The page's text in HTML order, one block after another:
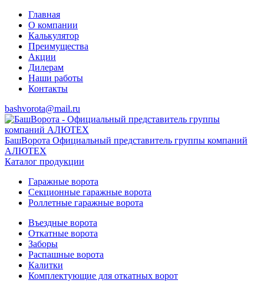
Главная
О компании
Калькулятор
Преимущества
Акции
Дилерам
Наши работы
Контакты
bashvorota@mail.ru
БашВорота Официальный представитель группы компаний
АЛЮТЕХ
Каталог продукции
Гаражные ворота
Секционные гаражные ворота
Роллетные гаражные ворота
Въездные ворота
Откатные ворота
Заборы
Распашные ворота
Калитки
Комплектующие для откатных ворот